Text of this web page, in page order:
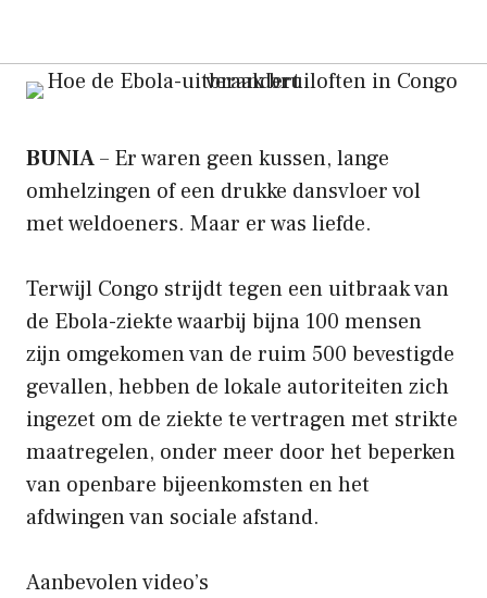
BUNIA– Er waren geen kussen, lange
omhelzingen of een drukke dansvloer vol
met weldoeners. Maar er was liefde.
Terwijl Congo strijdt tegen een uitbraak van
de Ebola-ziekte waarbij bijna 100 mensen
zijn omgekomen van de ruim 500 bevestigde
gevallen, hebben de lokale autoriteiten zich
ingezet om de ziekte te vertragen met strikte
maatregelen, onder meer door het beperken
van openbare bijeenkomsten en het
afdwingen van sociale afstand.
Aanbevolen video’s